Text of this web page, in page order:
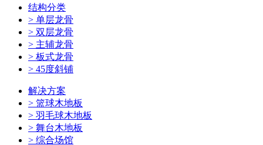
结构分类
> 单层龙骨
> 双层龙骨
> 主辅龙骨
> 板式龙骨
> 45度斜铺
解决方案
> 篮球木地板
> 羽毛球木地板
> 舞台木地板
> 综合场馆